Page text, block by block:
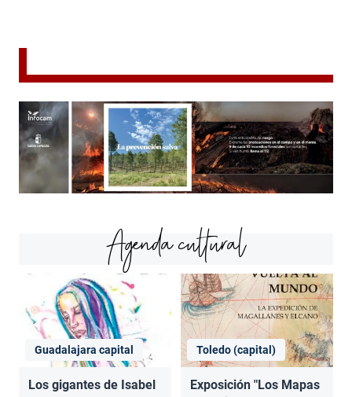
Agenda cultural
Guadalajara capital
Los gigantes de Isabel
Toledo (capital)
Exposición "Los Mapas